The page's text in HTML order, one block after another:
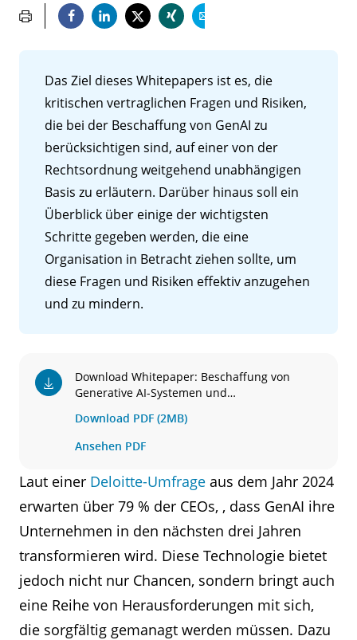
Das Ziel dieses Whitepapers ist es, die
kritischen vertraglichen Fragen und Risiken,
die bei der Beschaffung von GenAI zu
berücksichtigen sind, auf einer von der
Rechtsordnung weitgehend unabhängigen
Basis zu erläutern. Darüber hinaus soll ein
Überblick über einige der wichtigsten
Schritte gegeben werden, die eine
Organisation in Betracht ziehen sollte, um
diese Fragen und Risiken effektiv anzugehen
und zu mindern.
Download Whitepaper: Beschaffung von
Generative AI-Systemen und
Generative AI
Download PDF (2MB)
Ansehen PDF
Laut einer Deloitte-Umfrage aus dem Jahr 2024
erwarten über 79 % der CEOs, , dass GenAI ihre
Unternehmen in den nächsten drei Jahren
transformieren wird. Diese Technologie bietet
jedoch nicht nur Chancen, sondern bringt auch
eine Reihe von Herausforderungen mit sich,
die sorgfältig gemanagt werden müssen. Dazu